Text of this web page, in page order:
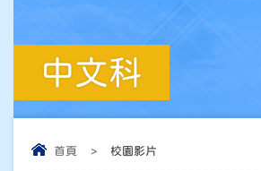
中文科
首頁 > 校園影片